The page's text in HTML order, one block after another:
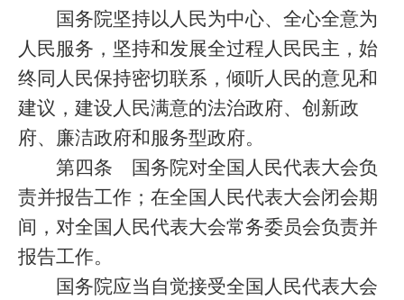
国务院坚持以人民为中心、全心全意为
人民服务，坚持和发展全过程人民民主，始
终同人民保持密切联系，倾听人民的意见和
建议，建设人民满意的法治政府、创新政
府、廉洁政府和服务型政府。
第四条 国务院对全国人民代表大会负
责并报告工作；在全国人民代表大会闭会期
间，对全国人民代表大会常务委员会负责并
报告工作。
国务院应当自觉接受全国人民代表大会